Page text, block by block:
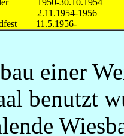
1950-30.10.1954
2.11.1954-1956
11.5.1956-
einer
benutzt